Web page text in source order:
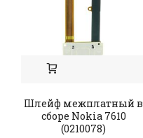
Шлейф межплатный в
сборе Nokia 7610
(0210078)